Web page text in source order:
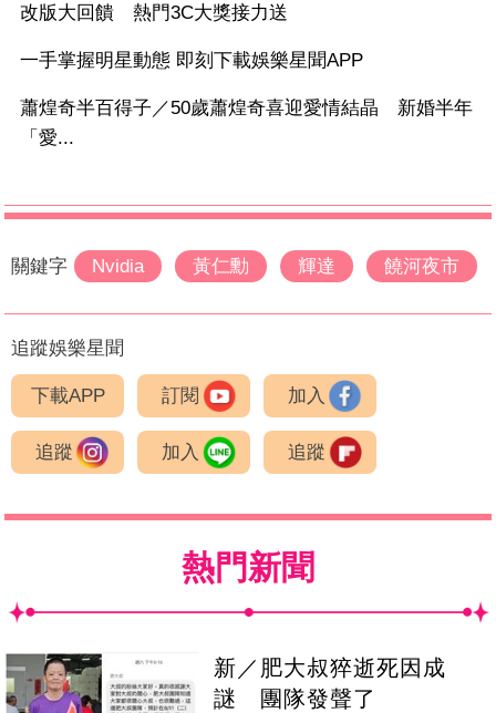
改版大回饋 熱門3C大獎接力送
一手掌握明星動態 即刻下載娛樂星聞APP
蕭煌奇半百得子／50歲蕭煌奇喜迎愛情結晶 新婚半年
「愛...
關鍵字 Nvidia 黃仁勳 輝達 饒河夜市
追蹤娛樂星聞
下載APP 訂閱 加入
追蹤 加入 追蹤
熱門新聞
新／肥大叔猝逝死因成
謎 團隊發聲了